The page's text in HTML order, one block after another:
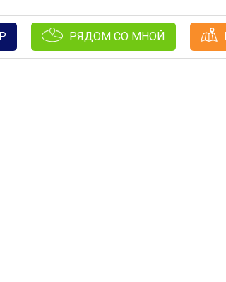
РЯДОМ СО МНОЙ